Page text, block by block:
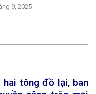
9, 2025
hai tông đồ lại, ban